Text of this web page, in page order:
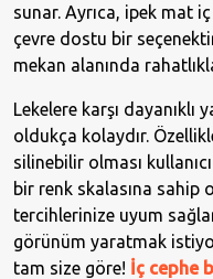
sunar. Ayrıca, ipek mat
çevre dostu bir
mekan alanında
Lekelere karşı dayanıklı
oldukça kolaydır.
silinebilir olması
bir renk skalasına
tercihlerinize uyum
görünüm yaratmak
tam size göre! İç cephe